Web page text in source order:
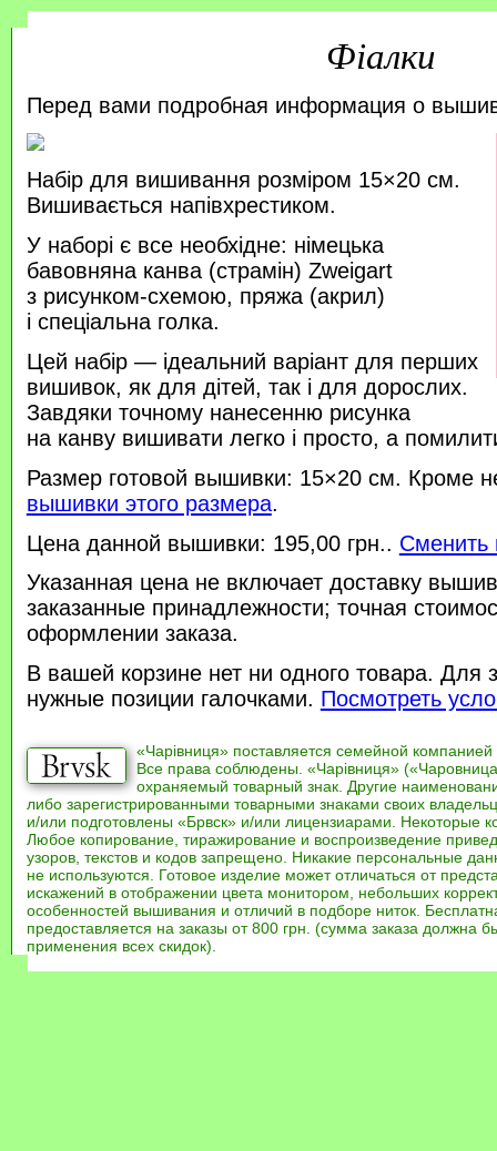
Фіалки
Перед вами подробная информация о
Набір для вишивання розміром 15×20 см.
Вишивається напівхрестиком.
У наборі є все необхідне: німецька
бавовняна канва (страмін) Zweigart
з рисунком-схемою, пряжа (акрил)
і спеціальна голка.
Цей набір — ідеальний варіант для перших
вишивок, як для дітей, так і для дорослих.
Завдяки точному нанесенню рисунка
на канву вишивати легко і просто, а
Размер готовой вышивки: 15×20 см. Кроме
вышивки этого размера.
Цена данной вышивки: 195,00 грн.. Сменить
Указанная цена не включает доставку
заказанные принадлежности; точная
оформлении заказа.
В вашей корзине нет ни одного товара. Для
нужные позиции галочками. Посмотреть
«Чарівниця» поставляется семейной компанией
Все права соблюдены. «Чарівниця»
охраняемый товарный знак. Другие
либо зарегистрированными товарными знаками своих
и/или подготовлены «Брвск» и/или лицензиарами. Некоторые
Любое копирование, тиражирование и воспроизведение
узоров, текстов и кодов запрещено. Никакие персональные
не используются. Готовое изделие может отличаться от
искажений в отображении цвета монитором, небольших
особенностей вышивания и отличий в подборе ниток.
предоставляется на заказы от 800 грн. (сумма заказа должна
применения всех скидок).